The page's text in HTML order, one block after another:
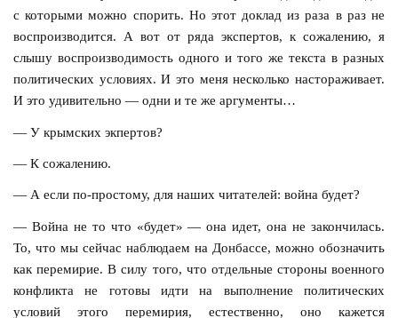
с которыми можно спорить. Но этот доклад из раза в раз не
воспроизводится. А вот от ряда экспертов, к сожалению, я
слышу воспроизводимость одного и того же текста в разных
политических условиях. И это меня несколько настораживает.
И это удивительно — одни и те же аргументы…
— У крымских экпертов?
— К сожалению.
— А если по-простому, для наших читателей: война будет?
— Война не то что «будет» — она идет, она не закончилась.
То, что мы сейчас наблюдаем на Донбассе, можно обозначить
как перемирие. В силу того, что отдельные стороны военного
конфликта не готовы идти на выполнение политических
условий этого перемирия, естественно, оно кажется